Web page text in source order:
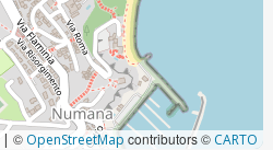
| © OpenStreetMap contributors © CARTO